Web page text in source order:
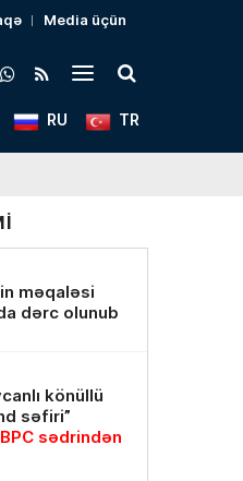
Media üçün
TR
RU
məqaləsi
dərc olunub
könüllü
səfiri”
sədrindən